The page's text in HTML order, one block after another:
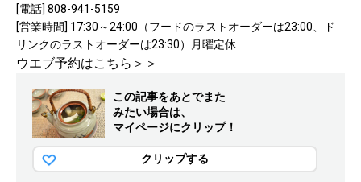
[電話] 808-941-5159
[営業時間] 17:30～24:00（フードのラストオーダーは23:00、ド
リンクのラストオーダーは23:30）月曜定休
ウエブ予約はこちら＞＞
この記事をあとでまた
みたい場合は、
マイページにクリップ！
クリップする